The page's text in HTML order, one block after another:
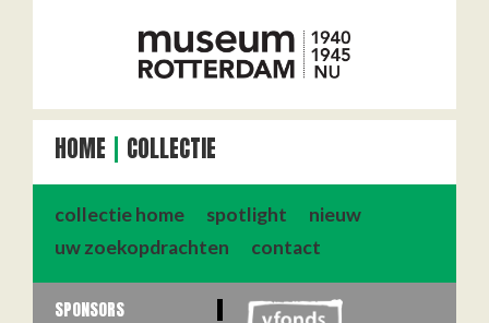
HOME COLLECTIE
collectie home spotlight
nieuw
uw zoekopdrachten
contact
SPONSORS